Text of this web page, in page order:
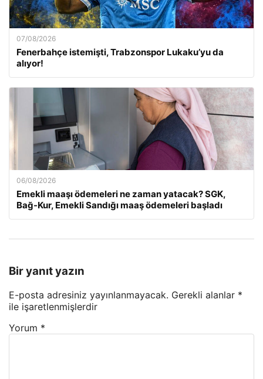
07/08/2026
Fenerbahçe istemişti, Trabzonspor Lukaku’yu da
alıyor!
06/08/2026
Emekli maaşı ödemeleri ne zaman yatacak? SGK,
Bağ-Kur, Emekli Sandığı maaş ödemeleri başladı
Bir yanıt yazın
E-posta adresiniz yayınlanmayacak. Gerekli alanlar *
ile işaretlenmişlerdir
Yorum *